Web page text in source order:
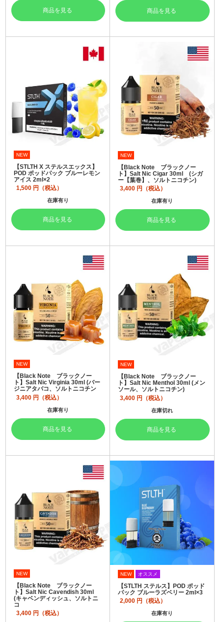
商品を見る 商品を見る
NEW
【STLTH X ステルスエックス】
POD ポッドパック ブルーレモン
アイス 2ml×2
1,500 円（税込）
在庫有り
商品を見る
NEW
【Black Note ブラックノー
ト】Salt Nic Cigar 30ml (シガ
ー【葉巻】、ソルトニコチン)
3,400 円（税込）
在庫有り
商品を見る
NEW
【Black Note ブラックノー
ト】Salt Nic Virginia 30ml (バー
ジニアタバコ、ソルトニコチン
3,400 円（税込）
在庫有り
商品を見る
NEW
【Black Note ブラックノー
ト】Salt Nic Menthol 30ml (メン
ソール、ソルトニコチン)
3,400 円（税込）
在庫切れ
商品を見る
NEW
【Black Note ブラックノー
ト】Salt Nic Cavendish 30ml
(キャベンディッシュ、ソルトニ
コ
3,400 円（税込）
NEW オススメ
【STLTH ステルス】POD ポッド
パック ブルーラズベリー 2ml×3
2,000 円（税込）
在庫有り